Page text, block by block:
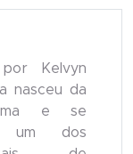
Kelvyn
nasceu da
e se
um dos